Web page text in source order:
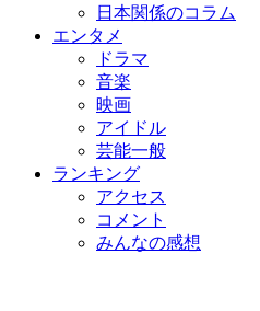
日本関係のコラム
エンタメ
ドラマ
音楽
映画
アイドル
芸能一般
ランキング
アクセス
コメント
みんなの感想